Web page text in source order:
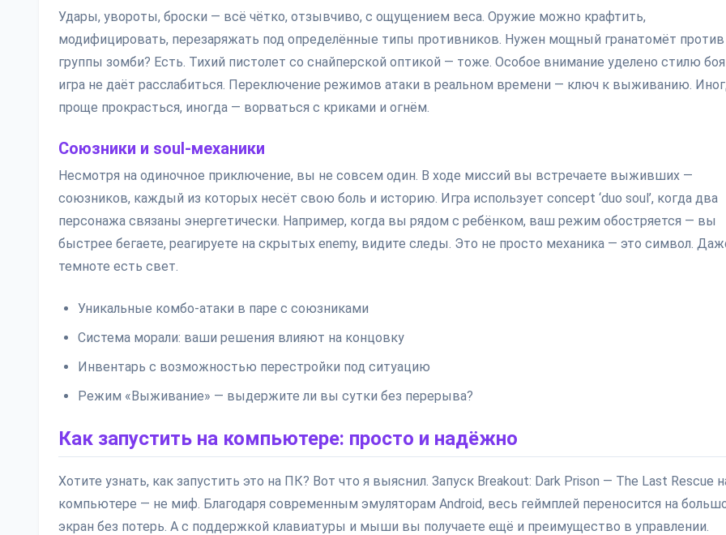
Удары, увороты, броски — всё чётко, отзывчиво, с ощущением веса. Оружие можно крафтить,
модифицировать, перезаряжать под определённые типы противников. Нужен мощный гранатомёт против
группы зомби? Есть. Тихий пистолет со снайперской оптикой — тоже. Особое внимание уделено стилю
игра не даёт расслабиться. Переключение режимов атаки в реальном времени — ключ к выживанию.
проще прокрасться, иногда — ворваться с криками и огнём.
Союзники и soul-механики
Несмотря на одиночное приключение, вы не совсем один. В ходе миссий вы встречаете выживших —
союзников, каждый из которых несёт свою боль и историю. Игра использует concept ‘duo soul’, когда два
персонажа связаны энергетически. Например, когда вы рядом с ребёнком, ваш режим обостряется — вы
быстрее бегаете, реагируете на скрытых enemy, видите следы. Это не просто механика — это символ.
темноте есть свет.
Уникальные комбо-атаки в паре с союзниками
Система морали: ваши решения влияют на концовку
Инвентарь с возможностью перестройки под ситуацию
Режим «Выживание» — выдержите ли вы сутки без перерыва?
Как запустить на компьютере: просто и надёжно
Хотите узнать, как запустить это на ПК? Вот что я выяснил. Запуск Breakout: Dark Prison — The Last Rescue
компьютере — не миф. Благодаря современным эмуляторам Android, весь геймплей переносится на
экран без потерь. А с поддержкой клавиатуры и мыши вы получаете ещё и преимущество в управлении.